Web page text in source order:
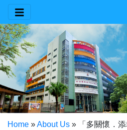
Home »About Us »
「多關懷．